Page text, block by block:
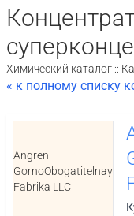
Химический каталог ::
« к полному списку
Angren
GornoObogatitelnay
Fabrika LLC